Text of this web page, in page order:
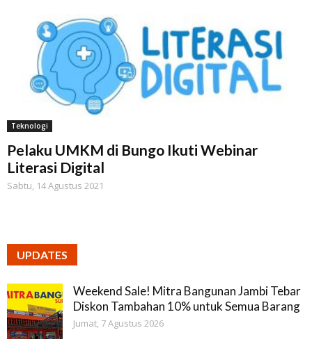
Teknologi
Pelaku UMKM di Bungo Ikuti Webinar
Literasi Digital
Sabtu, 14 Agustus 2021
UPDATES
Weekend Sale! Mitra Bangunan Jambi Tebar
Diskon Tambahan 10% untuk Semua Barang
Jumat, 7 Agustus 2026